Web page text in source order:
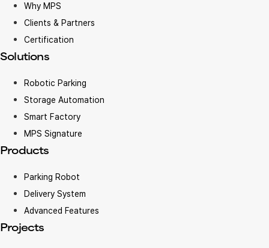
Why MPS
Clients & Partners
Certification
Solutions
Robotic Parking
Storage Automation
Smart Factory
MPS Signature
Products
Parking Robot
Delivery System
Advanced Features
Projects